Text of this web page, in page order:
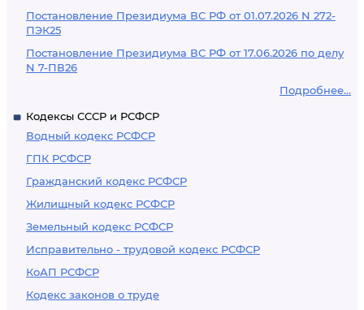
Постановление Президиума ВС РФ от 01.07.2026 N 272-
ПЭК25
Постановление Президиума ВС РФ от 17.06.2026 по делу
N 7-ПВ26
Подробнее...
Кодексы СССР и РСФСР
Водный кодекс РСФСР
ГПК РСФСР
Гражданский кодекс РСФСР
Жилищный кодекс РСФСР
Земельный кодекс РСФСР
Исправительно - трудовой кодекс РСФСР
КоАП РСФСР
Кодекс законов о труде